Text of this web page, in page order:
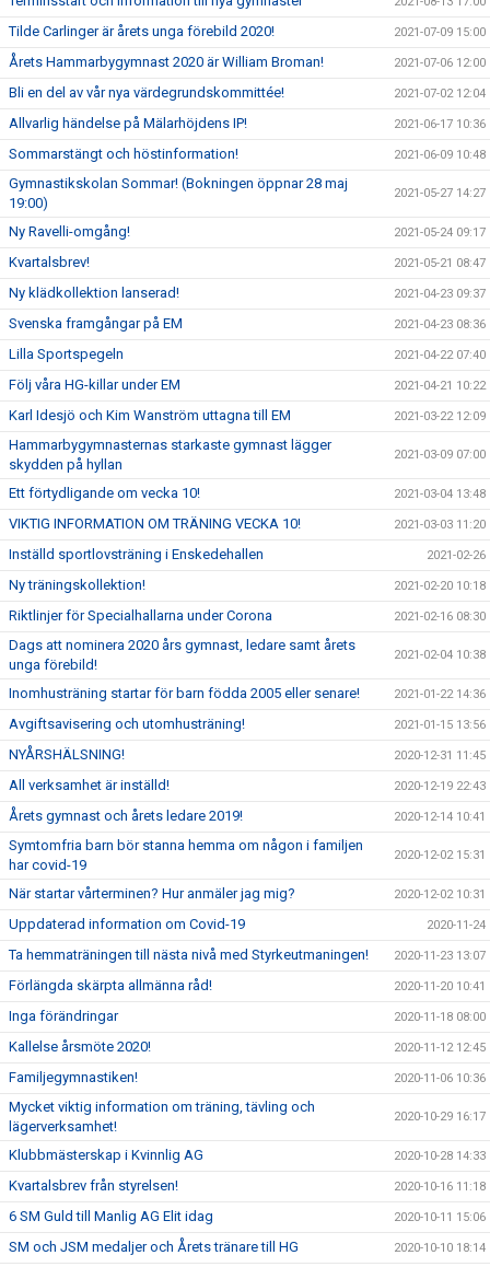
Tilde Carlinger är årets unga förebild 2020! 2021-07-09 15:00
Årets Hammarbygymnast 2020 är William Broman! 2021-07-06 12:00
Bli en del av vår nya värdegrundskommittée! 2021-07-02 12:04
Allvarlig händelse på Mälarhöjdens IP! 2021-06-17 10:36
Sommarstängt och höstinformation! 2021-06-09 10:48
Gymnastikskolan Sommar! (Bokningen öppnar 28 maj
19:00)
2021-05-27 14:27
Ny Ravelli-omgång! 2021-05-24 09:17
Kvartalsbrev! 2021-05-21 08:47
Ny klädkollektion lanserad! 2021-04-23 09:37
Svenska framgångar på EM 2021-04-23 08:36
Lilla Sportspegeln 2021-04-22 07:40
Följ våra HG-killar under EM 2021-04-21 10:22
Karl Idesjö och Kim Wanström uttagna till EM 2021-03-22 12:09
Hammarbygymnasternas starkaste gymnast lägger
skydden på hyllan
2021-03-09 07:00
Ett förtydligande om vecka 10! 2021-03-04 13:48
VIKTIG INFORMATION OM TRÄNING VECKA 10! 2021-03-03 11:20
Inställd sportlovsträning i Enskedehallen 2021-02-26
Ny träningskollektion! 2021-02-20 10:18
Riktlinjer för Specialhallarna under Corona 2021-02-16 08:30
Dags att nominera 2020 års gymnast, ledare samt årets
unga förebild!
2021-02-04 10:38
Inomhusträning startar för barn födda 2005 eller senare! 2021-01-22 14:36
Avgiftsavisering och utomhusträning! 2021-01-15 13:56
NYÅRSHÄLSNING! 2020-12-31 11:45
All verksamhet är inställd! 2020-12-19 22:43
Årets gymnast och årets ledare 2019! 2020-12-14 10:41
Symtomfria barn bör stanna hemma om någon i familjen
har covid-19
2020-12-02 15:31
När startar vårterminen? Hur anmäler jag mig? 2020-12-02 10:31
Uppdaterad information om Covid-19 2020-11-24
Ta hemmaträningen till nästa nivå med Styrkeutmaningen! 2020-11-23 13:07
Förlängda skärpta allmänna råd! 2020-11-20 10:41
Inga förändringar 2020-11-18 08:00
Kallelse årsmöte 2020! 2020-11-12 12:45
Familjegymnastiken! 2020-11-06 10:36
Mycket viktig information om träning, tävling och
lägerverksamhet!
2020-10-29 16:17
Klubbmästerskap i Kvinnlig AG 2020-10-28 14:33
Kvartalsbrev från styrelsen! 2020-10-16 11:18
6 SM Guld till Manlig AG Elit idag 2020-10-11 15:06
SM och JSM medaljer och Årets tränare till HG 2020-10-10 18:14